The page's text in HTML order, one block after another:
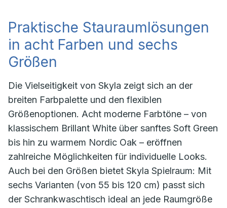
Praktische Stauraumlösungen
in acht Farben und sechs
Größen
Die Vielseitigkeit von Skyla zeigt sich an der
breiten Farbpalette und den flexiblen
Größenoptionen. Acht moderne Farbtöne – von
klassischem Brillant White über sanftes Soft Green
bis hin zu warmem Nordic Oak – eröffnen
zahlreiche Möglichkeiten für individuelle Looks.
Auch bei den Größen bietet Skyla Spielraum: Mit
sechs Varianten (von 55 bis 120 cm) passt sich
der Schrankwaschtisch ideal an jede Raumgröße